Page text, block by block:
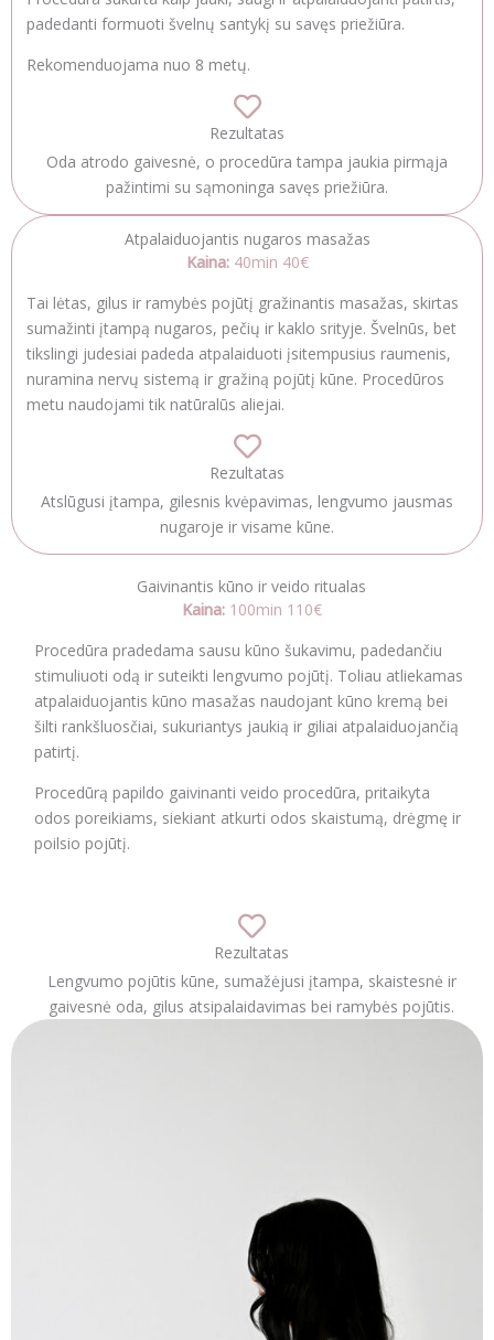
padedanti formuoti švelnų santykį su savęs priežiūra.
Rekomenduojama nuo 8 metų.
Rezultatas
Oda atrodo gaivesnė, o procedūra tampa jaukia pirmąja
pažintimi su sąmoninga savęs priežiūra.
Atpalaiduojantis nugaros masažas
Kaina: 40min 40€
Tai lėtas, gilus ir ramybės pojūtį gražinantis masažas, skirtas
sumažinti įtampą nugaros, pečių ir kaklo srityje. Švelnūs, bet
tikslingi judesiai padeda atpalaiduoti įsitempusius raumenis,
nuramina nervų sistemą ir gražiną pojūtį kūne. Procedūros
metu naudojami tik natūralūs aliejai.
Rezultatas
Atslūgusi įtampa, gilesnis kvėpavimas, lengvumo jausmas
nugaroje ir visame kūne.
Gaivinantis kūno ir veido ritualas
Kaina:100min 110€
Procedūra pradedama sausu kūno šukavimu, padedančiu
stimuliuoti odą ir suteikti lengvumo pojūtį. Toliau atliekamas
atpalaiduojantis kūno masažas naudojant kūno kremą bei
šilti rankšluosčiai, sukuriantys jaukią ir giliai atpalaiduojančią
patirtį.
Procedūrą papildo gaivinanti veido procedūra, pritaikyta
odos poreikiams, siekiant atkurti odos skaistumą, drėgmę ir
poilsio pojūtį.
Rezultatas
Lengvumo pojūtis kūne, sumažėjusi įtampa, skaistesnė ir
gaivesnė oda, gilus atsipalaidavimas bei ramybės pojūtis.